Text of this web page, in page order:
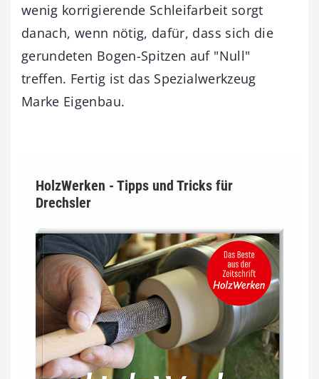
wenig korrigierende Schleifarbeit sorgt
danach, wenn nötig, dafür, dass sich die
gerundeten Bogen-Spitzen auf "Null"
treffen. Fertig ist das Spezialwerkzeug
Marke Eigenbau.
HolzWerken - Tipps und Tricks für
Drechsler